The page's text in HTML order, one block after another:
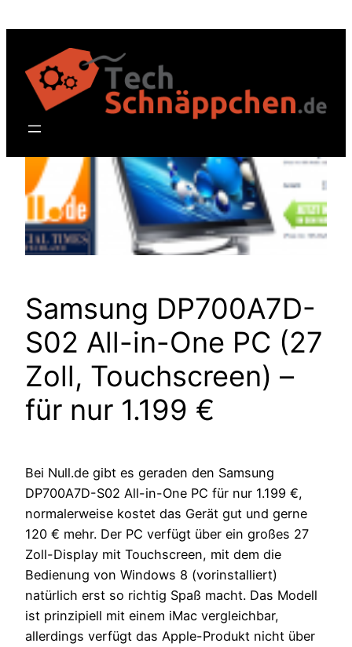
springen
Samsung DP700A7D-
S02 All-in-One PC (27
Zoll, Touchscreen) –
für nur 1.199 €
Bei Null.de gibt es geraden den Samsung
DP700A7D-S02 All-in-One PC für nur 1.199 €,
normalerweise kostet das Gerät gut und gerne
120 € mehr. Der PC verfügt über ein großes 27
Zoll-Display mit Touchscreen, mit dem die
Bedienung von Windows 8 (vorinstalliert)
natürlich erst so richtig Spaß macht. Das Modell
ist prinzipiell mit einem iMac vergleichbar,
allerdings verfügt das Apple-Produkt nicht über